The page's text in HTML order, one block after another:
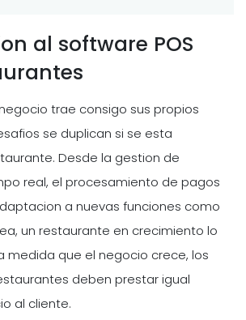
al software POS
trae consigo sus propios
se duplican si se esta
Desde la gestion de
real, el procesamiento de pagos
a nuevas funciones como
un restaurante en crecimiento lo
medida que el negocio crece, los
deben prestar igual
al cliente.